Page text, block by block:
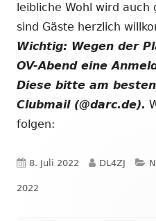
leibliche Wohl wird
sind Gäste herzlich
Wichtig: Wegen der
OV-Abend eine
Diese bitte am besten
Clubmail (@darc.de).
folgen:
Veröffentlicht
am
8. Juli 2022 Autor
DL4ZJ
2022